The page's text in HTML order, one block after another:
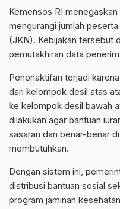
Kemensos RI
mengurangi jumlah
(JKN). Kebijakan tersebut
pemutakhiran data
Penonaktifan terjadi
dari kelompok desil atas
ke kelompok desil bawah
dilakukan agar bantuan
sasaran dan benar-benar
membutuhkan.
Dengan sistem ini,
distribusi bantuan sosial
program jaminan